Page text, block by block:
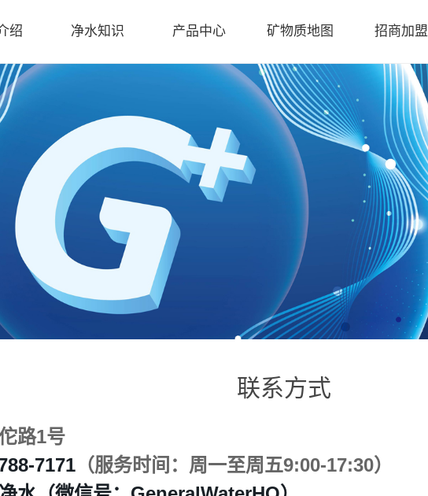
绍 净水知识 产品中心 矿物质地图 招商加盟
联系方式
路1号
7171 （服务时间：周一至周五9:00-17:30）